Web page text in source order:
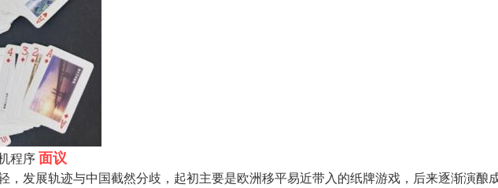
程序面议
，发展轨迹与中国截然分歧，起初主要是欧洲移平易近带入的纸牌游戏，后来逐渐演酿